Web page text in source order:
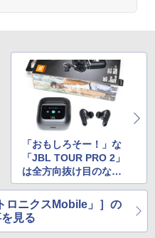
「おもしろそー！」な
「JBL TOUR PRO 2」
は全方向抜け目のない
完全ワイヤレスイヤホ
ンだった!!!
ロニクスMobile」］の
見る